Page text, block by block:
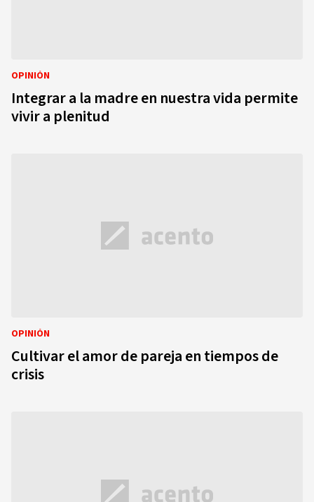
OPINIÓN
Integrar a la madre en nuestra vida permite
vivir a plenitud
OPINIÓN
Cultivar el amor de pareja en tiempos de
crisis